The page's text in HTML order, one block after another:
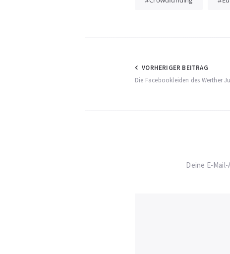
VORHERIGER BEITRAG
Die Facebookleiden des Werther
Deine E-